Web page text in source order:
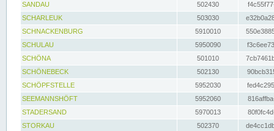
SANDAU
502430
SCHARLEUK
503030
SCHNACKENBURG
5910010
SCHULAU
5950090
SCHÖNA
501010
SCHÖNEBECK
502130
SCHÖPFSTELLE
5952030
SEEMANNSHÖFT
5952060
STADERSAND
5970013
STORKAU
502370